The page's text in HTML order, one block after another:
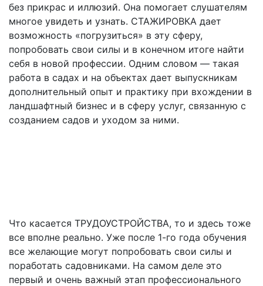
без прикрас и иллюзий. Она помогает слушателям
многое увидеть и узнать. СТАЖИРОВКА дает
возможность «погрузиться» в эту сферу,
попробовать свои силы и в конечном итоге найти
себя в новой профессии. Одним словом — такая
работа в садах и на объектах дает выпускникам
дополнительный опыт и практику при вхождении в
ландшафтный бизнес и в сферу услуг, связанную с
созданием садов и уходом за ними.
Что касается ТРУДОУСТРОЙСТВА, то и здесь тоже
все вполне реально. Уже после 1-го года обучения
все желающие могут попробовать свои силы и
поработать садовниками. На самом деле это
первый и очень важный этап профессионального